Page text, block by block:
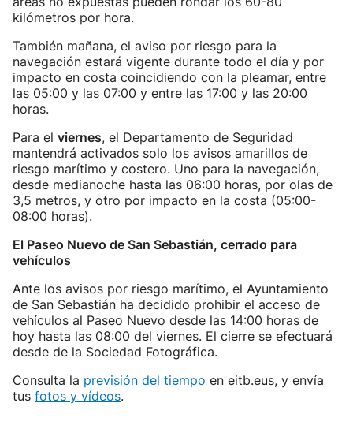
kilómetros por hora.
También mañana, el aviso por riesgo para la
navegación estará vigente durante todo el día y por
impacto en costa coincidiendo con la pleamar, entre
las 05:00 y las 07:00 y entre las 17:00 y las 20:00
horas.
Para el viernes, el Departamento de Seguridad
mantendrá activados solo los avisos amarillos de
riesgo marítimo y costero. Uno para la navegación,
desde medianoche hasta las 06:00 horas, por olas de
3,5 metros, y otro por impacto en la costa (05:00-
08:00 horas).
El Paseo Nuevo de San Sebastián, cerrado para
vehículos
Ante los avisos por riesgo marítimo, el Ayuntamiento
de San Sebastián ha decidido prohibir el acceso de
vehículos al Paseo Nuevo desde las 14:00 horas de
hoy hasta las 08:00 del viernes. El cierre se efectuará
desde de la Sociedad Fotográfica.
Consulta la previsión del tiempo en eitb.eus, y envía
tus fotos y vídeos.